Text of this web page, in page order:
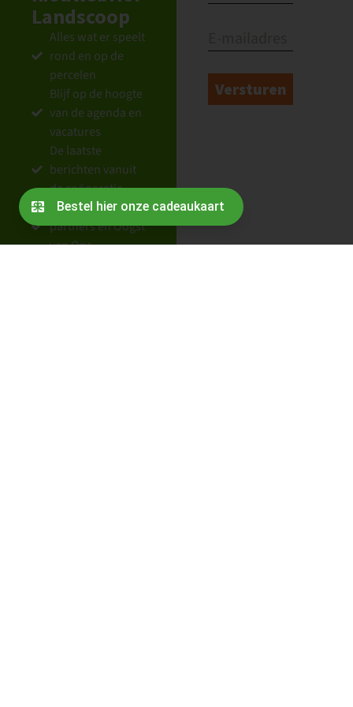
Landscoop
Alles wat er speelt
rond en op de
percelen
Blijf op de hoogte
van de agenda en
vacatures
De laatste
berichten vanuit
de coöperatie
Nieuws over
partners en Oogst
van Ons